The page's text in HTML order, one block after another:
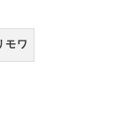
モワ